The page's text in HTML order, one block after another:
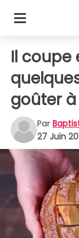
Il coupe
goûter
Par
27 Juin